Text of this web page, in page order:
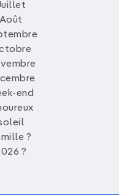
end
?
?